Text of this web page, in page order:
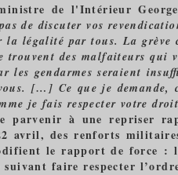
de l'Intérieur
de discuter vos
la légalité par tous. La
trouvent des malfaiteurs qui
les gendarmes seraient
[…] Ce que je demande,
je fais respecter votre
parvenir à une repriser
avril, des renforts
le rapport de force :
suivant faire respecter